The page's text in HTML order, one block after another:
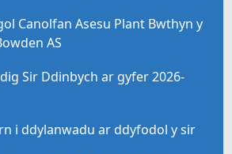
Canolfan Asesu Plant Bwthyn y
AS
Sir Ddinbych ar gyfer 2026-
i ddylanwadu ar ddyfodol y sir